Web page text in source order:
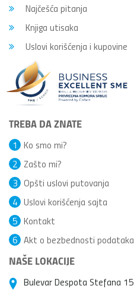
Najčešća pitanja
Knjiga utisaka
Uslovi korišćenja i kupovine
TREBA DA ZNATE
Ko smo mi?
1
Zašto mi?
2
Opšti uslovi putovanja
3
Uslovi korišćenja sajta
4
Kontakt
5
Akt o bezbednosti podataka
6
NAŠE LOKACIJE
Bulevar Despota Stefana 15